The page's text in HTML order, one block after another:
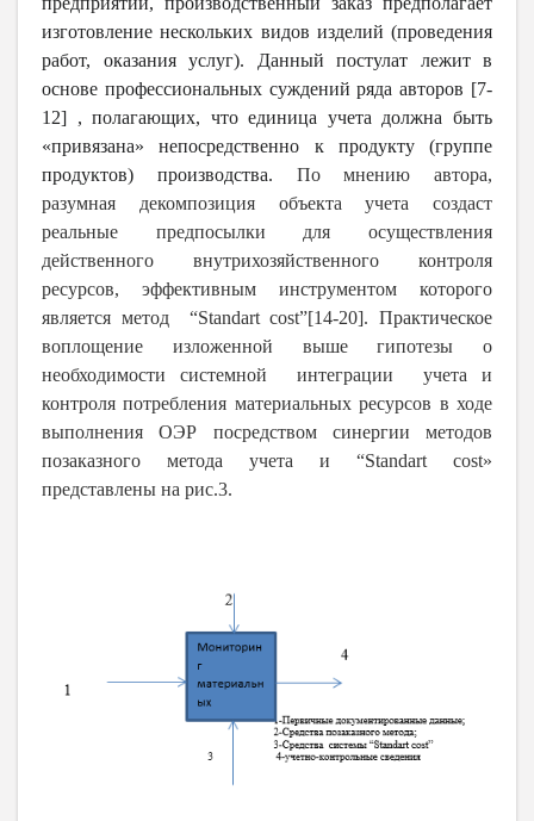
изготовление нескольких видов изделий (проведения
работ, оказания услуг). Данный постулат лежит в
основе профессиональных суждений ряда авторов [7-
12] , полагающих, что единица учета должна быть
«привязана» непосредственно к продукту (группе
продуктов) производства. По мнению автора,
разумная декомпозиция объекта учета создаст
реальные предпосылки для осуществления
действенного внутрихозяйственного контроля
ресурсов, эффективным инструментом которого
является метод “Standart cost”[14-20]. Практическое
воплощение изложенной выше гипотезы о
необходимости системной интеграции учета и
контроля потребления материальных ресурсов в ходе
выполнения ОЭР посредством синергии методов
позаказного метода учета и “Standart cost»
представлены на рис.3.